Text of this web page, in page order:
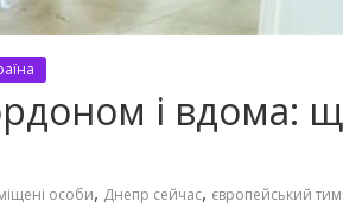
і вдома:
особи, Днепр сейчас, європейський